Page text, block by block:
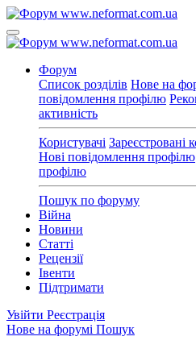
Форум
Список розділів Нове на
повідомлення профілю
активність
Користувачі Зареєстровані
Нові повідомлення профілю
профілю
Пошук по форуму
Війна
Новини
Статті
Рецензії
Івенти
Підтримати
Увійти Реєстрація
Нове на форумі Пошук